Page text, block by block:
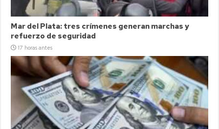
Mar del Plata: tres crímenes generan marchas y
refuerzo de seguridad
17 horas antes